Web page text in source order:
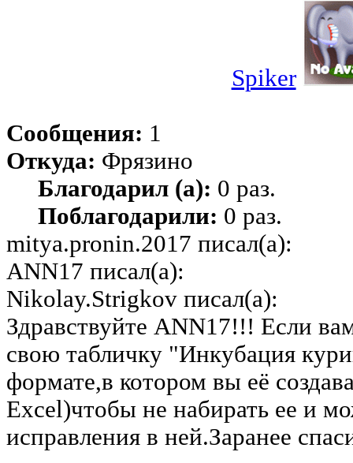
Spiker
Сообщения: 1
Откуда: Фрязино
Благодарил (а): 0 раз.
Поблагодарили: 0 раз.
mitya.pronin.2017 писал(а):
ANN17 писал(а):
Nikolay.Strigkov писал(а):
Здравствуйте ANN17!!! Если
свою табличку "Инкубация
формате,в котором вы её
Excel)чтобы не набирать ее и
исправления в ней.Заранее